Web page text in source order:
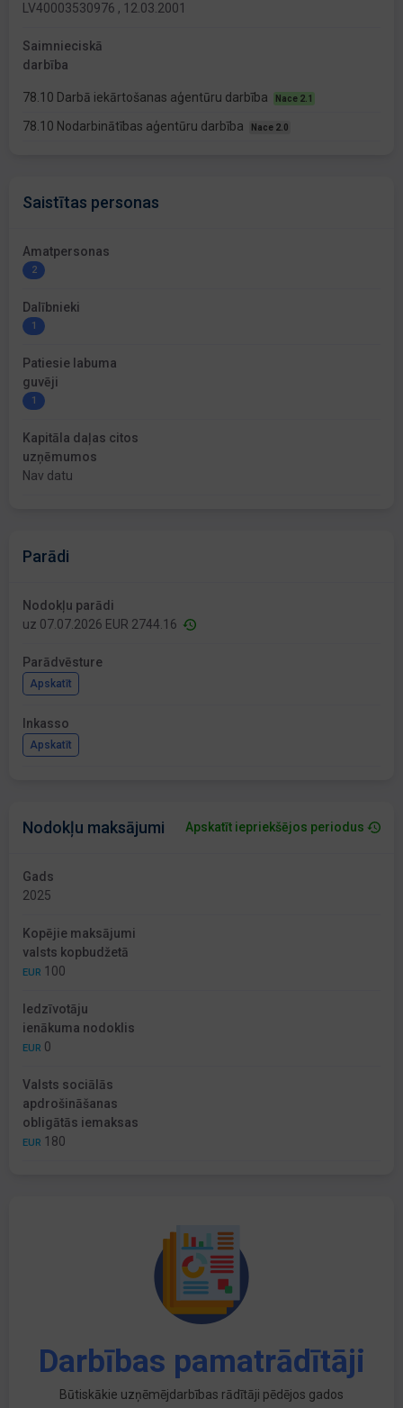
LV40003530976 , 12.03.2001
Saimnieciskā
darbība
78.10 Darbā iekārtošanas aģentūru darbība Nace 2.1
78.10 Nodarbinātības aģentūru darbība Nace 2.0
Saistītas personas
Amatpersonas
2
Dalībnieki
1
Patiesie labuma
guvēji
1
Kapitāla daļas citos
uzņēmumos
Nav datu
Parādi
Nodokļu parādi
uz 07.07.2026 EUR 2744.16
Parādvēsture
Apskatīt
Inkasso
Apskatīt
Nodokļu maksājumi Apskatīt iepriekšējos periodus
Gads
2025
Kopējie maksājumi
valsts kopbudžetā
EUR 100
Iedzīvotāju
ienākuma nodoklis
EUR 0
Valsts sociālās
apdrošināšanas
obligātās iemaksas
EUR 180
Darbības pamatrādītāji
Būtiskākie uzņēmējdarbības rādītāji pēdējos gados